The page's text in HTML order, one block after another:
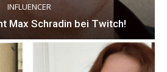
INFLUENCER
Max Schradin bei Twitch!